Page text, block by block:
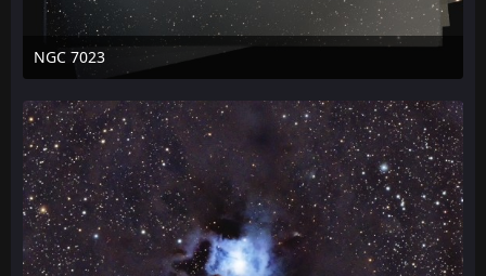
NGC 7023
6. April 2021 um 23:45